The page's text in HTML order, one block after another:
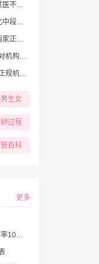
踩坑
这里
错过
安心
错过
生女
过程
百科
更多
！